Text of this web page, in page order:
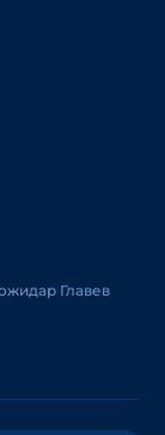
Главев